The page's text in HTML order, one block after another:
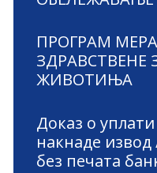
ПРОГРАМ МЕРА
ЗДРАВСТВЕНЕ
ЖИВОТИЊА
Доказ о уплати
накнаде
без печата